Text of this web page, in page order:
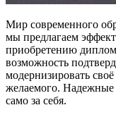
Мир современного
мы предлагаем
приобретению
возможность
модернизировать
желаемого. Надежные
само за себя.